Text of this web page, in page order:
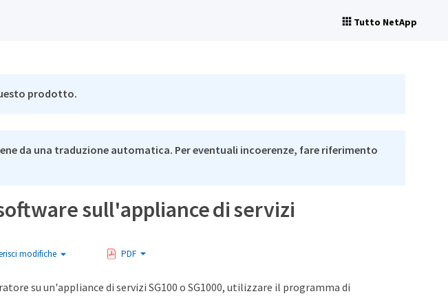
Tutto NetApp
prodotto.
da una traduzione automatica. Per eventuali incoerenze, fare riferimento
sull'appliance di servizi
modifiche PDF
su un'appliance di servizi SG100 o SG1000, utilizzare il programma di